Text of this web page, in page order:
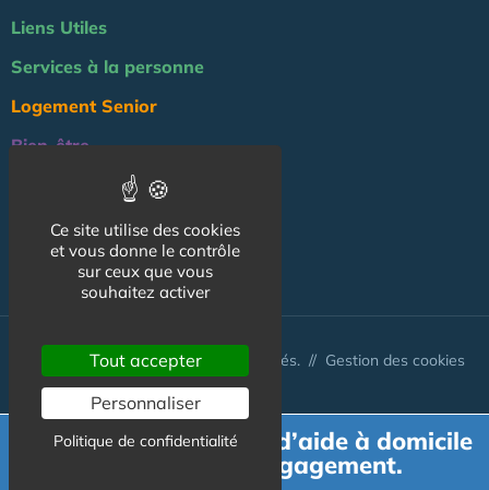
Liens Utiles
Services à la personne
Logement Senior
Bien-être
Emploi & formation
Professionnels
NOS AUTRES SITES :
© Australis 2026 - Tous droits réservés. // Gestion des cookies
Demande de devis d’aide à domicile
gratuit et sans engagement.
Ce site utilise des cookies
et vous donne le contrôle
sur ceux que vous
souhaitez activer
Tout accepter
Personnaliser
Politique de confidentialité